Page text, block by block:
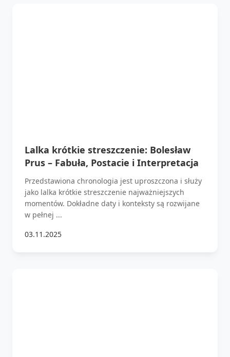
Lalka krótkie streszczenie: Bolesław
Prus – Fabuła, Postacie i Interpretacja
Przedstawiona chronologia jest uproszczona i służy
jako lalka krótkie streszczenie najważniejszych
momentów. Dokładne daty i konteksty są rozwijane
w pełnej ...
03.11.2025